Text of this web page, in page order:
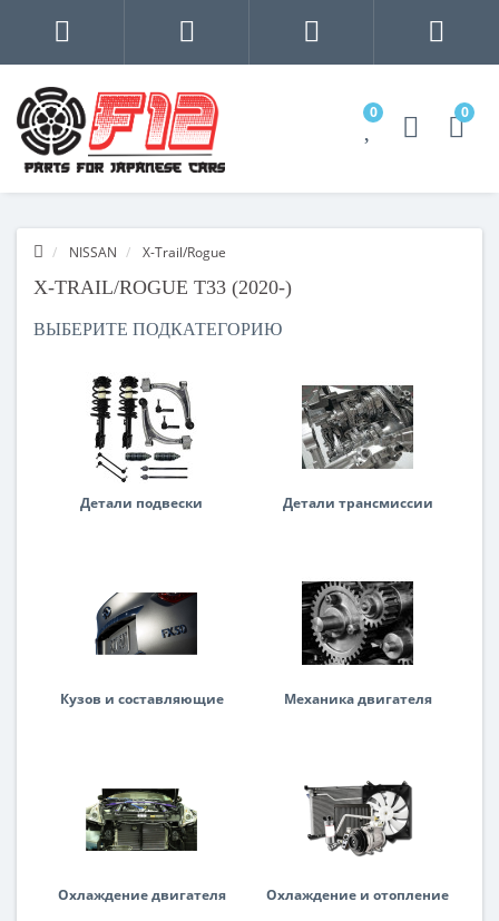
0 0
NISSAN X-Trail/Rogue
X-TRAIL/ROGUE T33 (2020-)
ВЫБЕРИТЕ ПОДКАТЕГОРИЮ
Детали подвески Детали трансмиссии
Кузов и составляющие Механика двигателя
Охлаждение двигателя Охлаждение и отопление